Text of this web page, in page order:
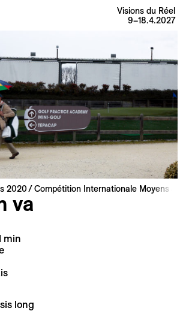
Visions du Réel
9–18.4.2027
2020 Compétition Internationale Moyens
va
min
long